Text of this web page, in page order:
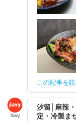
この記事を
favy
汐留│麻辣
定・冷製ま